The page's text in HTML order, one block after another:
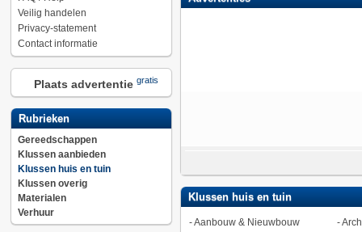
Veilig handelen
Privacy-statement
Contact informatie
Plaats advertentie gratis
Rubrieken
Gereedschappen
Klussen aanbieden
Klussen huis en tuin
Klussen overig
Materialen
Verhuur
Klussen huis en tuin
-Aanbouw & Nieuwbouw -